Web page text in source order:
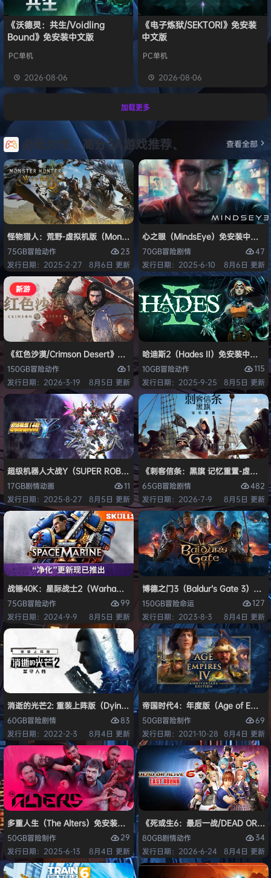
《沃德灵：共生/Voidling
Bound》免安装中文版
PC单机
2026-08-06
《电子炼狱/SEKTORI》免安装
中文版
PC单机
2026-08-06
加载更多
必玩大作、高分3A游戏推荐、 查看全部
怪物猎人：荒野-虚拟机版（Monster Hunter Wilds HYPERVISOR）免安
75GB冒险动作
23
发行日期：2025-2-27
8月6日 更新
心之眼（MindsEye）免安装中文版
70GB冒险剧情
47
发行日期：2025-6-10
8月6日 更新
新游
《红色沙漠/Crimson Desert》免安装中文版
150GB冒险动作
1
发行日期：2026-3-19
8月5日 更新
哈迪斯2（Hades II）免安装中文版
10GB冒险动作
115
发行日期：2025-9-25
8月5日 更新
超级机器人大战Y（SUPER ROBOT WARS Y）免安装中文版
17GB剧情动画
11
发行日期：2025-8-27
8月5日 更新
《刺客信条：黑旗 记忆重置-虚拟
65GB冒险剧情
482
发行日期：2026-7-9
8月5日 更新
战锤40K：星际战士2（Warhammer 40,000: Space Marine 2）免安装
75GB冒险动作
99
发行日期：2024-9-9
8月5日 更新
博德之门3（Baldur’s Gate 3）免安
150GB冒险命运
127
发行日期：2023-8-3
8月4日 更新
消逝的光芒2: 重装上阵版（Dying Light 2 Stay Human: Reloaded
60GB冒险剧情
83
发行日期：2022-2-3
8月4日 更新
帝国时代4：年度版（Age of
50GB冒险制作
69
发行日期：2021-10-28 8月4日 更新
多重人生（The Alters）免安装中文版
50GB冒险制作
29
发行日期：2025-6-13
8月4日 更新
《死或生6：最后一战/DEAD OR
80GB剧情动作
34
发行日期：2026-6-24
8月4日 更新